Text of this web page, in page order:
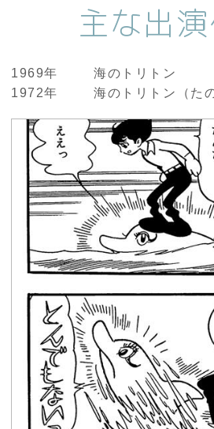
主な出
1969年
海のトリトン
1972年
海のトリトン（た